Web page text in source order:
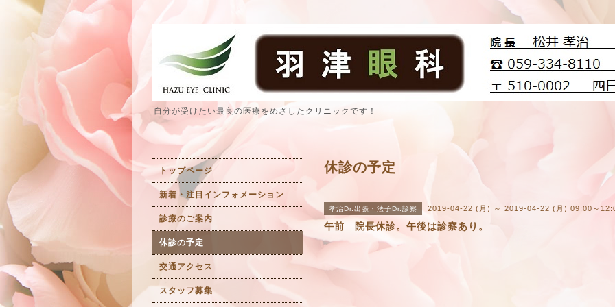
自分が受けたい最良の医療をめざしたクリニックです！
休診の予定
孝治Dr.出張・法子Dr.診察 2019-04-22 (月) ～ 2019-04-22 (月) 09:00～
午前 院長休診。午後は診察あり。
トップページ
新着・注目インフォメーション
診療のご案内
休診の予定
交通アクセス
スタッフ募集